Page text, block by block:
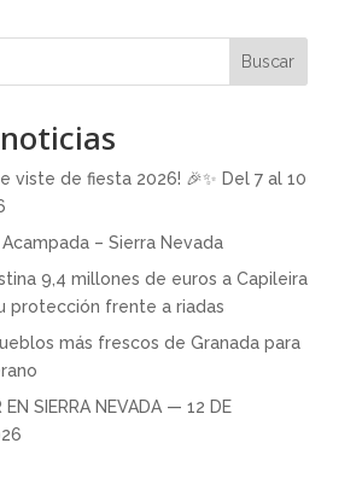
Buscar
viste de fiesta 2026! 🎉✨ Del 7 al 10
– Sierra Nevada
9,4 millones de euros a Capileira
protección frente a riadas
más frescos de Granada para
EN SIERRA NEVADA — 12 DE